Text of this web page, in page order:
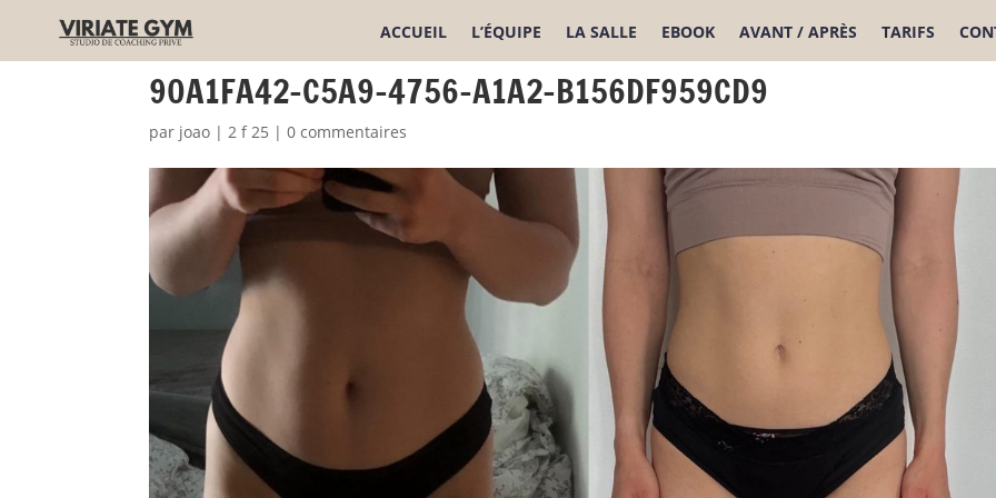
ACCUEIL L’ÉQUIPE LA SALLE EBOOK AVANT / APRÈS TARIFS
90A1FA42-C5A9-4756-A1A2-B156DF959CD9
par joao | 2 f 25 |0 commentaires